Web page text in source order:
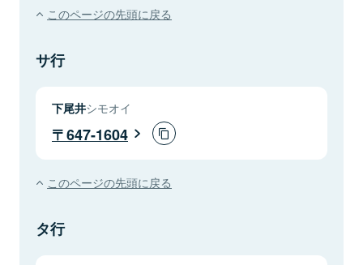
このページの先頭に戻る
サ行
下尾井シモオイ
647-1604
このページの先頭に戻る
タ行